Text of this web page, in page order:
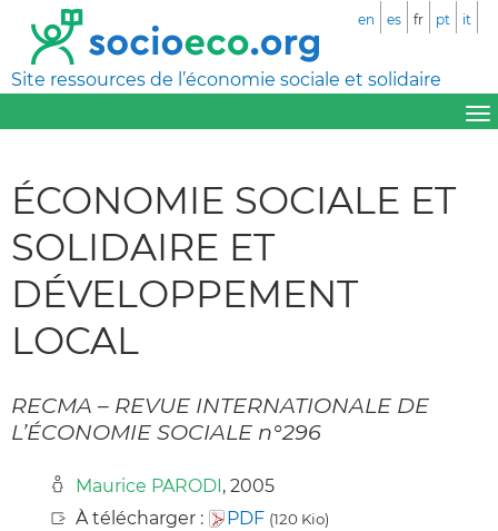
Site ressources de l’économie sociale et solidaire
en es fr pt it
ÉCONOMIE SOCIALE ET
SOLIDAIRE ET
DÉVELOPPEMENT
LOCAL
RECMA – REVUE INTERNATIONALE DE
L’ÉCONOMIE SOCIALE n°296
Maurice PARODI, 2005
À télécharger :
PDF (120 Kio)